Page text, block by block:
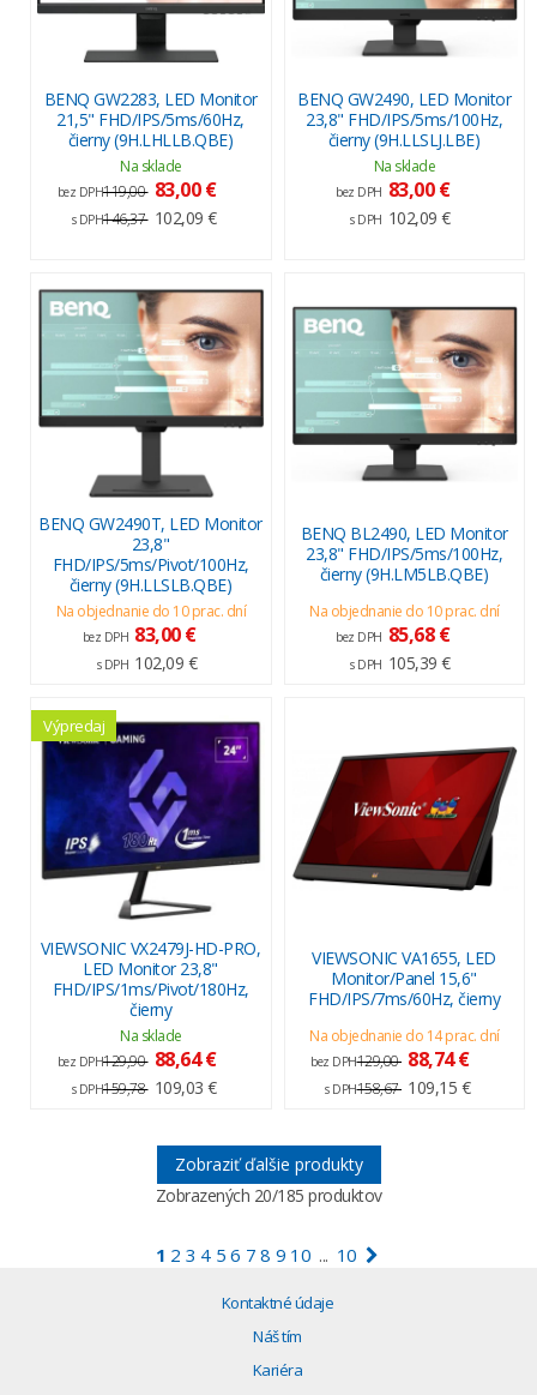
BENQ GW2283, LED Monitor
21,5" FHD/IPS/5ms/60Hz,
čierny (9H.LHLLB.QBE)
Na sklade
bez DPH119,00 83,00 €
s DPH146,37 102,09 €
BENQ GW2490, LED Monitor
23,8" FHD/IPS/5ms/100Hz,
čierny (9H.LLSLJ.LBE)
Na sklade
bez DPH 83,00 €
s DPH 102,09 €
BENQ GW2490T, LED Monitor
23,8"
FHD/IPS/5ms/Pivot/100Hz,
čierny (9H.LLSLB.QBE)
Na objednanie do 10 prac. dní
bez DPH 83,00 €
s DPH 102,09 €
BENQ BL2490, LED Monitor
23,8" FHD/IPS/5ms/100Hz,
čierny (9H.LM5LB.QBE)
Na objednanie do 10 prac. dní
bez DPH 85,68 €
s DPH 105,39 €
Výpredaj
VIEWSONIC VX2479J-HD-PRO,
LED Monitor 23,8"
FHD/IPS/1ms/Pivot/180Hz,
čierny
Na sklade
bez DPH129,90 88,64 €
s DPH159,78 109,03 €
VIEWSONIC VA1655, LED
Monitor/Panel 15,6"
FHD/IPS/7ms/60Hz, čierny
Na objednanie do 14 prac. dní
bez DPH129,00 88,74 €
s DPH158,67 109,15 €
Zobraziť ďalšie produkty
Zobrazených 20/185 produktov
1 2 3 4 5 6 7 8 9 10 ... 10
Kontaktné údaje
Náš tím
Kariéra